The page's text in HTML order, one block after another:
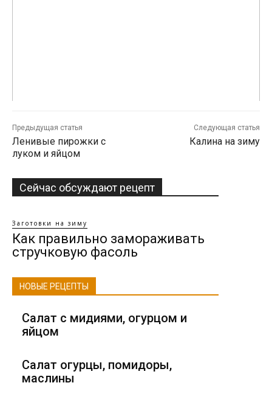
Предыдущая статья
Ленивые пирожки с
луком и яйцом
Следующая статья
Калина на зиму
Сейчас обсуждают рецепт
Заготовки на зиму
Как правильно замораживать
стручковую фасоль
НОВЫЕ РЕЦЕПТЫ
Салат с мидиями, огурцом и
яйцом
Салат огурцы, помидоры,
маслины